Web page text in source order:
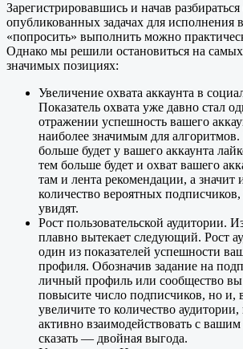
Зарегистрировавшись и начав
опубликованных задачах для исполнения
«попросить» выполнить можно
Однако мы решили остановиться на
значимых позициях:
Увеличение охвата аккаунта в
Показатель охвата уже давно стал
отражении успешность вашего
наиболее значимым для
больше будет у вашего аккаунта
тем больше будет и охват вашего
там и лента рекомендации, а значит
количество вероятных
увидят.
Рост пользовательской аудитории.
плавно вытекает следующий. Рост
один из показателей успешности
профиля. Обозначив задание на
личный профиль или сообщество вы
повысите число подписчиков, но и,
увеличите то количество аудитории,
активно взаимодействовать с
сказать — двойная выгода.